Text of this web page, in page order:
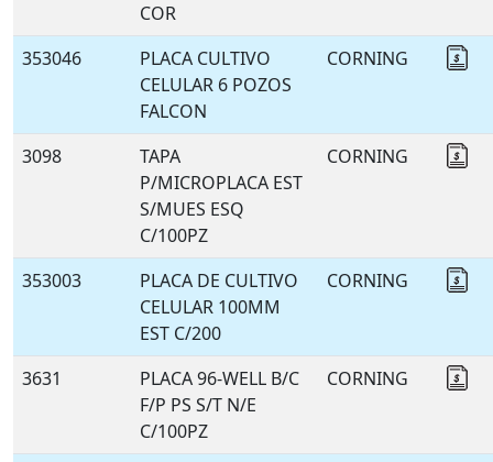
COR
353046
PLACA CULTIVO
CELULAR 6 POZOS
FALCON
CORNING
3098
TAPA
P/MICROPLACA EST
S/MUES ESQ
C/100PZ
CORNING
353003
PLACA DE CULTIVO
CELULAR 100MM
EST C/200
CORNING
3631
PLACA 96-WELL B/C
F/P PS S/T N/E
C/100PZ
CORNING